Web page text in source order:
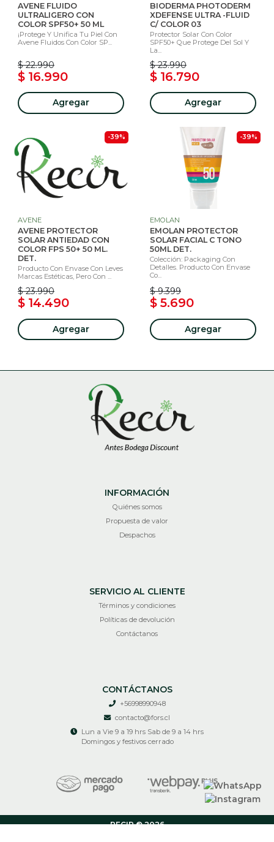
AVENE FLUIDO
ULTRALIGERO CON
COLOR SPF50+ 50 ML
¡Protege Y Unifica Tu Piel Con
Avene Fluidos Con Color SP...
$ 22.990
$ 16.990
Agregar
BIODERMA PHOTODERM
XDEFENSE ULTRA -FLUID
C/ COLOR 03
Protector Solar Con Color
SPF50+ Que Protege Del Sol Y
La...
$ 23.990
$ 16.790
Agregar
-39%
AVENE
AVENE PROTECTOR
SOLAR ANTIEDAD CON
COLOR FPS 50+ 50 ML.
DET.
Producto Con Envase Con Leves
Marcas Estéticas, Pero Con ...
$ 23.990
$ 14.490
Agregar
-39%
EMOLAN
EMOLAN PROTECTOR
SOLAR FACIAL C TONO
50ML DET.
Colección: Packaging Con
Detalles. Producto Con Envase
Co...
$ 9.399
$ 5.690
Agregar
INFORMACIÓN
Quiénes somos
Propuesta de valor
Despachos
SERVICIO AL CLIENTE
Términos y condiciones
Políticas de devolución
Contáctanos
CONTÁCTANOS
+56998990948
contacto@fors.cl
Lun a Vie 9 a 19 hrs Sab de 9 a 14 hrs
Domingos y festivos cerrado
RECIR © 2026